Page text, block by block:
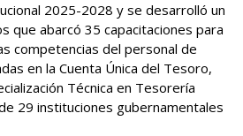
2025-2028 y se desarrolló un
que abarcó 35 capacitaciones para
competencias del personal de
en la Cuenta Única del Tesoro,
Técnica en Tesorería
29 instituciones gubernamentales